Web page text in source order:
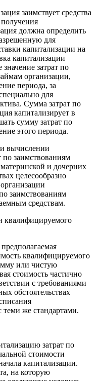
заимствует средства
должна определить
для
капитализации на
капитализации
затрат по
организации,
периода, за
для
Сумма затрат по
капитализирует в
сумму затрат по
этого периода.
вычислении
по заимствованиям
и дочерних
целесообразно
заимствованиям
средствам.
квалифицируемого
квалифицируемого
или чистую
стоимость частично
с требованиями
обстоятельствах
теми же стандартами.
затрат по
стоимости
капитализации.
на которую